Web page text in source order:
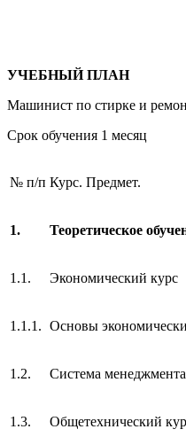
УЧЕБНЫЙ ПЛАН
Машинист по стирке и
Срок обучения 1 месяц
№ п/п Курс. Предмет.
1. Теоретическое
1.1. Экономический курс
1.1.1. Основы
1.2. Система
1.3. Общетехнический